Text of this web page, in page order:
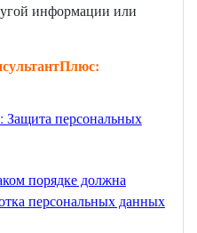
информации или
Защита персональных
порядке должна
персональных данных